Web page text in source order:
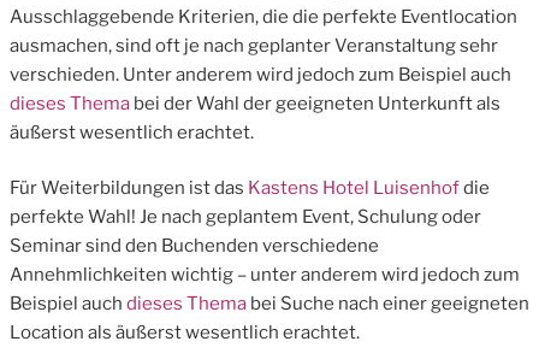
Ausschlaggebende Kriterien, die die perfekte Eventlocation
ausmachen, sind oft je nach geplanter Veranstaltung sehr
verschieden. Unter anderem wird jedoch zum Beispiel auch
dieses Thema bei der Wahl der geeigneten Unterkunft als
äußerst wesentlich erachtet.
Für Weiterbildungen ist das Kastens Hotel Luisenhofdie
perfekte Wahl! Je nach geplantem Event, Schulung oder
Seminar sind den Buchenden verschiedene
Annehmlichkeiten wichtig – unter anderem wird jedoch zum
Beispiel auch dieses Thema bei Suche nach einer geeigneten
Location als äußerst wesentlich erachtet.